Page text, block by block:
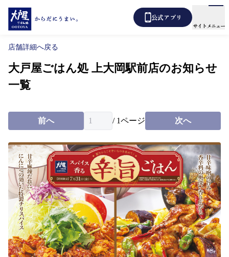
公式アプリ
サイトメニュー
メニュー 店舗検索
新着情報
からだ想い定食
よくあるご質問
各種表示について
お問い合わせ
店舗詳細へ戻る
大戸屋ごはん処 上大岡駅前店のお知らせ
一覧
前へ / 1ページ 次へ